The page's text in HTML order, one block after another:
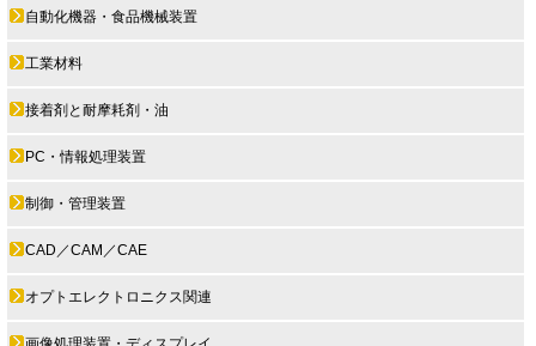
自動化機器・食品機械装置
工業材料
接着剤と耐摩耗剤・油
PC・情報処理装置
制御・管理装置
CAD／CAM／CAE
オプトエレクトロニクス関連